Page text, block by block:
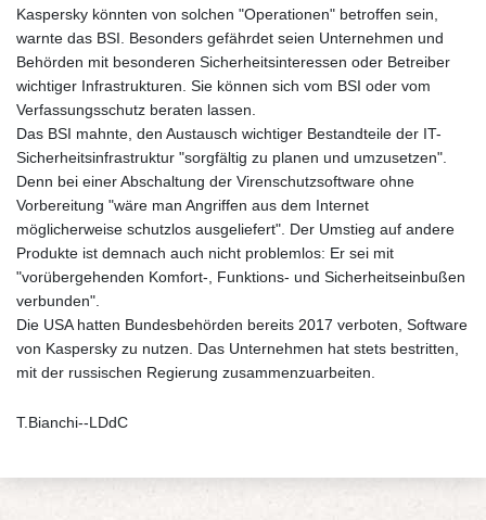
Kaspersky könnten von solchen "Operationen" betroffen sein,
warnte das BSI. Besonders gefährdet seien Unternehmen und
Behörden mit besonderen Sicherheitsinteressen oder Betreiber
wichtiger Infrastrukturen. Sie können sich vom BSI oder vom
Verfassungsschutz beraten lassen.
Das BSI mahnte, den Austausch wichtiger Bestandteile der IT-
Sicherheitsinfrastruktur "sorgfältig zu planen und umzusetzen".
Denn bei einer Abschaltung der Virenschutzsoftware ohne
Vorbereitung "wäre man Angriffen aus dem Internet
möglicherweise schutzlos ausgeliefert". Der Umstieg auf andere
Produkte ist demnach auch nicht problemlos: Er sei mit
"vorübergehenden Komfort-, Funktions- und Sicherheitseinbußen
verbunden".
Die USA hatten Bundesbehörden bereits 2017 verboten, Software
von Kaspersky zu nutzen. Das Unternehmen hat stets bestritten,
mit der russischen Regierung zusammenzuarbeiten.
T.Bianchi--LDdC